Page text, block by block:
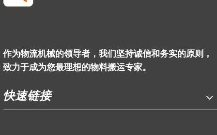
作为物流机械的领导者，我们坚持诚信和务实的原则，
致力于成为您最理想的物料搬运专家。
快速链接